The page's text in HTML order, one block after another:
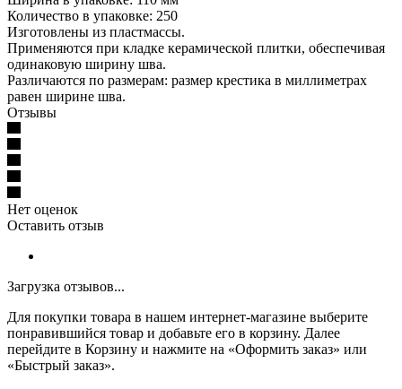
Количество в упаковке: 250
Изготовлены из пластмассы.
Применяются при кладке керамической плитки, обеспечивая
одинаковую ширину шва.
Различаются по размерам: размер крестика в миллиметрах
равен ширине шва.
Отзывы
Нет оценок
Оставить отзыв
Загрузка отзывов...
Для покупки товара в нашем интернет-магазине выберите
понравившийся товар и добавьте его в корзину. Далее
перейдите в Корзину и нажмите на «Оформить заказ» или
«Быстрый заказ».